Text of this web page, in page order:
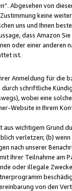
Abgesehen von
keine
uns und Ihnen
dass Amazon
oder einer
ist.
Anmeldung für die
schriftliche
wobei eine
Website in Ihrem
aus wichtigem Grund
verletzen; (b)
nach unserer
Ihrer Teilnahme am
oder illegale
von den